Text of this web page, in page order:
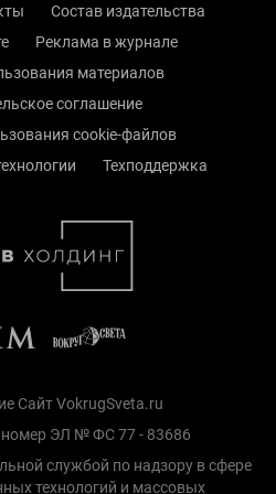
Состав издательства
Реклама в журнале
материалов
соглашение
cookie-файлов
Техподдержка
Сайт VokrugSveta.ru
номер ЭЛ № ФС 77 - 83686
службой по надзору в сфере
технологий и массовых